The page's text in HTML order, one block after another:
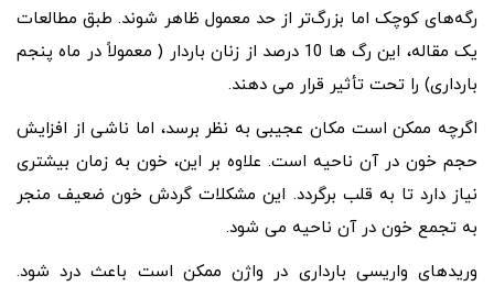
رگه‌های کوچک اما بزرگ‌تر از حد معمول ظاهر شوند. طبق مطالعات
یک مقاله، این رگ ها 10 درصد از زنان باردار ( معمولاً در ماه پنجم
بارداری) را تحت تأثیر قرار می دهند.
اگرچه ممکن است مکان عجیبی به نظر برسد، اما ناشی از افزایش
حجم خون در آن ناحیه است. علاوه بر این، خون به زمان بیشتری
نیاز دارد تا به قلب برگردد. این مشکلات گردش خون ضعیف منجر
به تجمع خون در آن ناحیه می شود.
وریدهای واریسی بارداری در واژن ممکن است باعث درد شود.